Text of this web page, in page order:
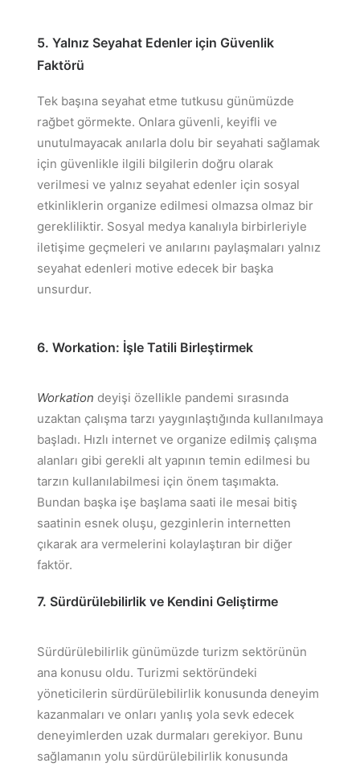
5. Yalnız Seyahat Edenler için Güvenlik
Faktörü
Tek başına seyahat etme tutkusu günümüzde
rağbet görmekte. Onlara güvenli, keyifli ve
unutulmayacak anılarla dolu bir seyahati sağlamak
için güvenlikle ilgili bilgilerin doğru olarak
verilmesi ve yalnız seyahat edenler için sosyal
etkinliklerin organize edilmesi olmazsa olmaz bir
gerekliliktir. Sosyal medya kanalıyla birbirleriyle
iletişime geçmeleri ve anılarını paylaşmaları yalnız
seyahat edenleri motive edecek bir başka
unsurdur.
6. Workation: İşle Tatili Birleştirmek
Workation deyişi özellikle pandemi sırasında
uzaktan çalışma tarzı yaygınlaştığında kullanılmaya
başladı. Hızlı internet ve organize edilmiş çalışma
alanları gibi gerekli alt yapının temin edilmesi bu
tarzın kullanılabilmesi için önem taşımakta.
Bundan başka işe başlama saati ile mesai bitiş
saatinin esnek oluşu, gezginlerin internetten
çıkarak ara vermelerini kolaylaştıran bir diğer
faktör.
7. Sürdürülebilirlik ve Kendini Geliştirme
Sürdürülebilirlik günümüzde turizm sektörünün
ana konusu oldu. Turizmi sektöründeki
yöneticilerin sürdürülebilirlik konusunda deneyim
kazanmaları ve onları yanlış yola sevk edecek
deneyimlerden uzak durmaları gerekiyor. Bunu
sağlamanın yolu sürdürülebilirlik konusunda